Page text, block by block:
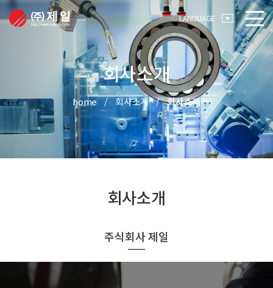
메뉴 바로가기본문 바로가기
LANGUAGE
회사소개
home 회사소개 회사소개
회사소개
주식회사 제일